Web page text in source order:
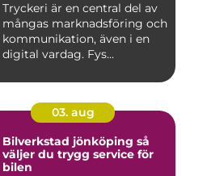
Tryckeri är en central del av
mångas marknadsföring och
kommunikation, även i en
digital vardag. Fys...
03. aug
Bilverkstad jönköping så
väljer du trygg service för
bilen